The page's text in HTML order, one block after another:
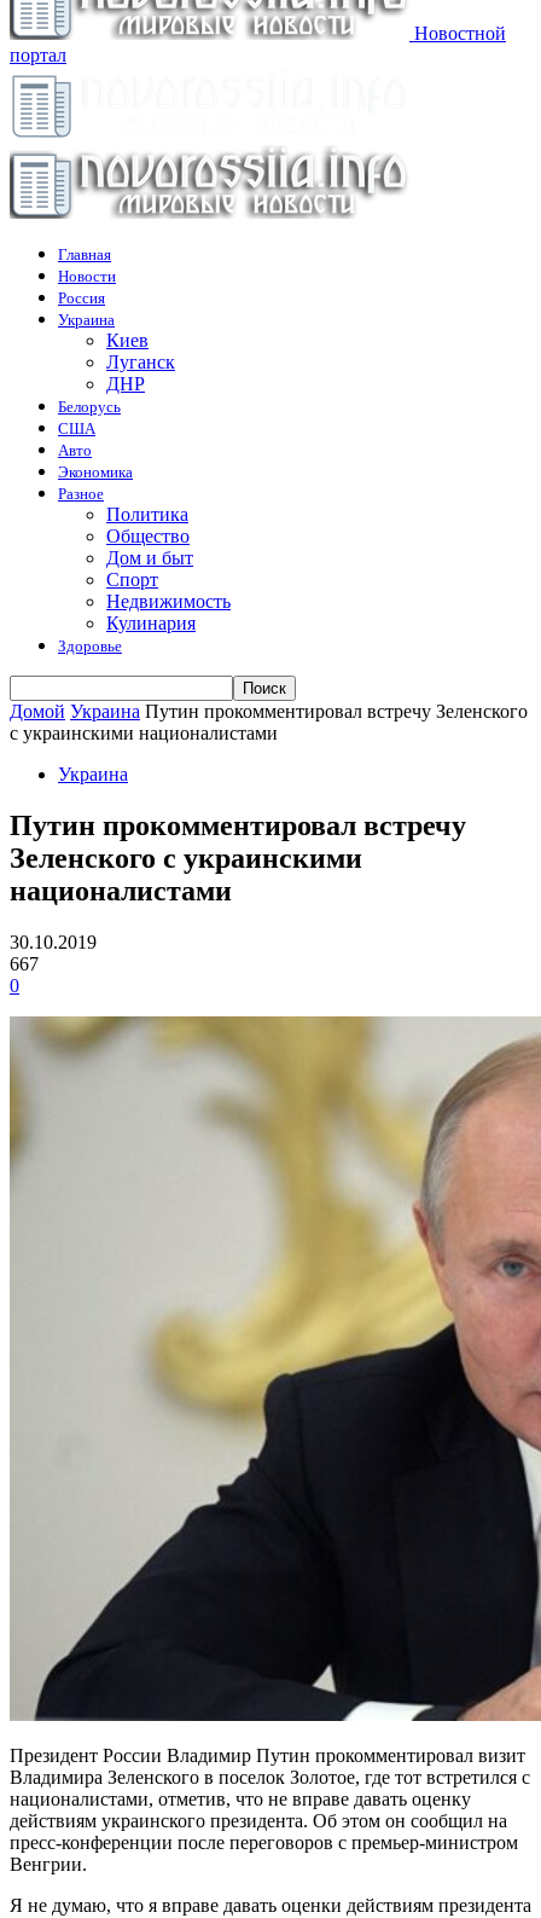
Новостной
портал
Главная
Новости
Россия
Украина
Киев
Луганск
ДНР
Белорусь
США
Авто
Экономика
Разное
Политика
Общество
Дом и быт
Спорт
Недвижимость
Кулинария
Здоровье
Домой Украина Путин прокомментировал встречу Зеленского
с украинскими националистами
Украина
Путин прокомментировал встречу
Зеленского с украинскими
националистами
30.10.2019
667
0
Президент России Владимир Путин прокомментировал визит
Владимира Зеленского в поселок Золотое, где тот встретился с
националистами, отметив, что не вправе давать оценку
действиям украинского президента. Об этом он сообщил на
пресс-конференции после переговоров с премьер-министром
Венгрии.
Я не думаю, что я вправе давать оценки действиям президента